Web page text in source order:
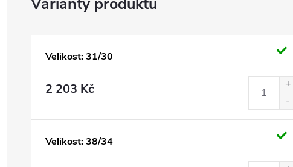
Velikost: 31/30
2 203 Kč
Velikost: 38/34